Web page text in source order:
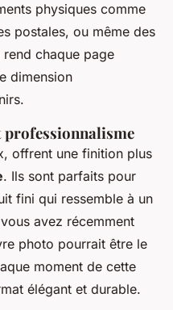
physiques comme
postales, ou même des
chaque page
dimension
professionnalisme
offrent une finition plus
. Ils sont parfaits pour
fini qui ressemble à un
avez récemment
photo pourrait être le
moment de cette
élégant et durable.